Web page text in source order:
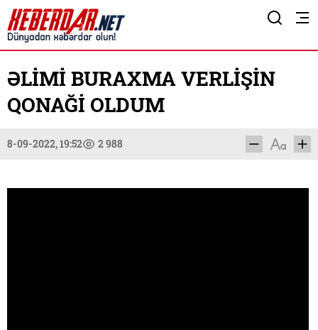
ƏLİMİ BURAXMA VERLİŞİN
QONAĞİ OLDUM
8-09-2022, 19:52 2 988